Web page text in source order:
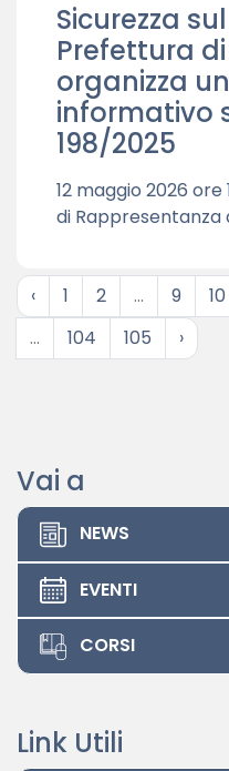
Vai a
NEWS
EVENTI
CORSI
Link Utili
Sicurezza
Prefettura
organizza
informativo
198/2025
12 maggio 2026
di
‹ 1 2 ... 9 10
...
104 105 ›
Privacy Policy